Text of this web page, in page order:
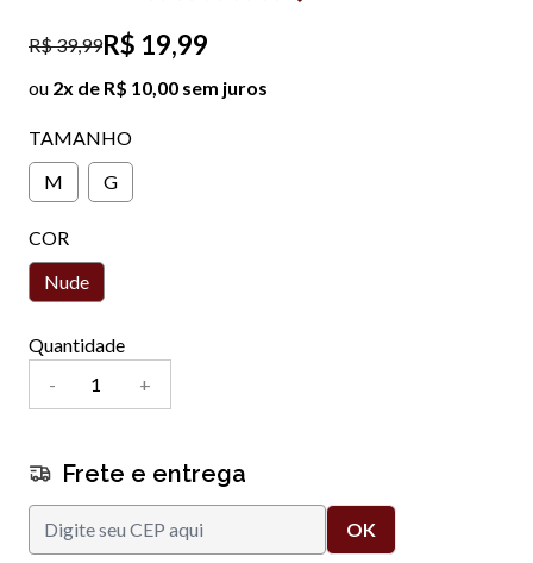
R$ 39,99R$ 19,99
ou 2x de R$ 10,00 sem juros
TAMANHO
M
G
COR
Nude
Quantidade
-
+
Frete e entrega